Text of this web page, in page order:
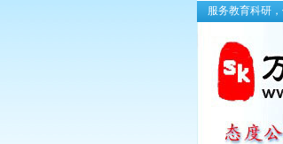
服务教育科研